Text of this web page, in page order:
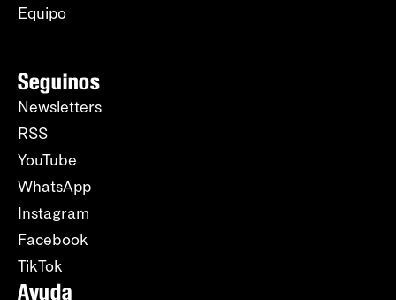
Equipo
Seguinos
Newsletters
RSS
YouTube
WhatsApp
Instagram
Facebook
TikTok
Ayuda